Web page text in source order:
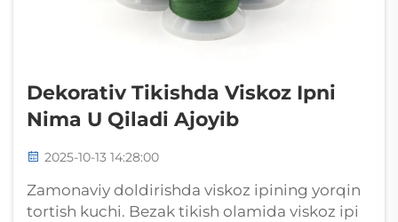
Dekorativ Tikishda Viskoz Ipni
Nima U Qiladi Ajoyib
2025-10-13 14:28:00
Zamonaviy doldirishda viskoz ipining yorqin
tortish kuchi. Bezak tikish olamida viskoz ipi